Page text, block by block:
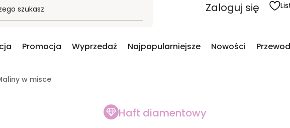
Zaloguj się
Promocja Wyprzedaż Najpopularniejsze Nowości
w misce
Haft diamentowy